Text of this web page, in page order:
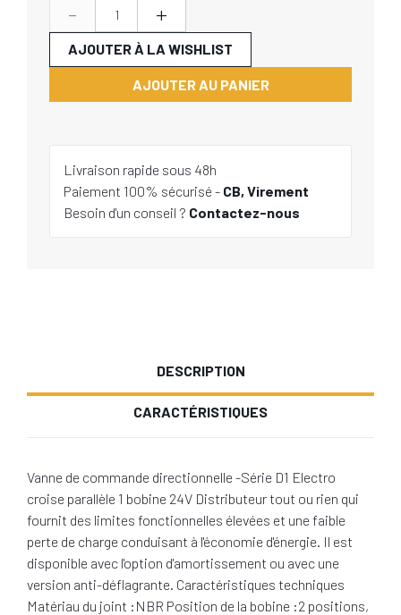
- +
AJOUTER AU PANIER
AJOUTER À LA WISHLIST
Livraison rapide sous 48h
Paiement 100% sécurisé - CB, Virement
Besoin d'un conseil ? Contactez-nous
DESCRIPTION
CARACTÉRISTIQUES
Vanne de commande directionnelle -Série D1 Electro
croise parallèle 1 bobine 24V Distributeur tout ou rien qui
fournit des limites fonctionnelles élevées et une faible
perte de charge conduisant à l'économie d'énergie. Il est
disponible avec l'option d'amortissement ou avec une
version anti-déflagrante. Caractéristiques techniques
Matériau du joint :NBR Position de la bobine :2 positions,